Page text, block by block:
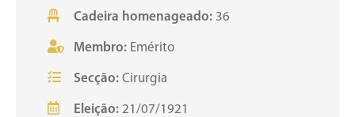
Cadeira homenageado: 36
Membro: Emérito
Secção: Cirurgia
Eleição: 21/07/1921